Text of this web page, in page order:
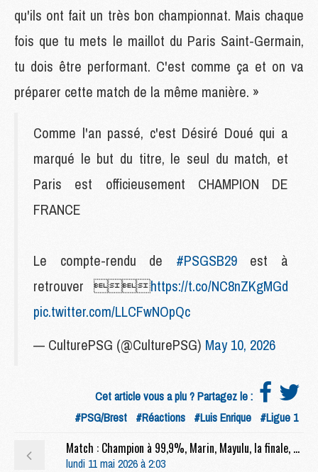
qu'ils ont fait un très bon championnat. Mais chaque
fois que tu mets le maillot du Paris Saint-Germain,
tu dois être performant. C'est comme ça et on va
préparer cette match de la même manière. »
Comme l'an passé, c'est Désiré Doué qui a
marqué le but du titre, le seul du match, et
Paris est officieusement CHAMPION DE
FRANCE
Le compte-rendu de #PSGSB29est à
retrouver https://t.co/NC8nZKgMGd
pic.twitter.com/LLCFwNOpQc
— CulturePSG (@CulturePSG) May 10, 2026
Cet article vous a plu ? Partagez le :
#PSG/Brest #Réactions #Luis Enrique #Ligue 1
Match : Champion à 99,9%, Marin, Mayulu, la finale, etc, la conf' complète de Luis Enrique après PSG/Brest (1-0)
lundi 11 mai 2026 à 2:03